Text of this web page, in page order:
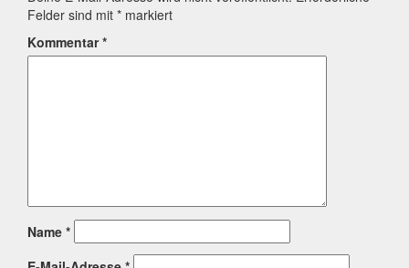
Felder sind mit * markiert
Kommentar*
Name *